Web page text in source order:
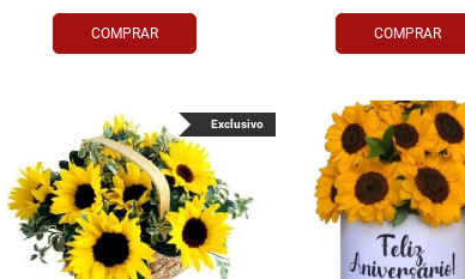
COMPRAR COMPRAR
Exclusivo